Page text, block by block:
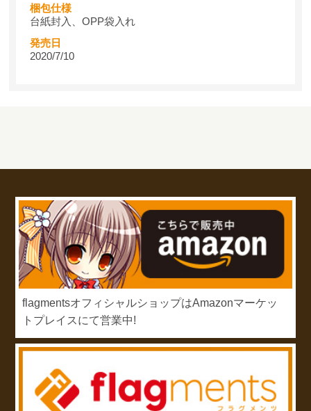
梱包仕様
台紙封入、OPP袋入れ
発売日
2020/7/10
flagmentsオフィシャルショップはAmazonマーケッ
トプレイスにて営業中!